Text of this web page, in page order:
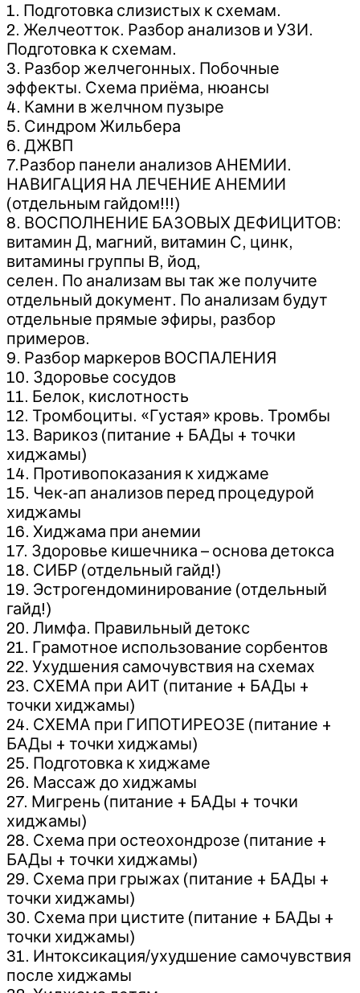
1. Подготовка слизистых к схемам.
2. Желчеотток. Разбор анализов и УЗИ.
Подготовка к схемам.
3. Разбор желчегонных. Побочные
эффекты. Схема приёма, нюансы
4. Камни в желчном пузыре
5. Синдром Жильбера
6. ДЖВП
7.Разбор панели анализов АНЕМИИ.
НАВИГАЦИЯ НА ЛЕЧЕНИЕ АНЕМИИ
(отдельным гайдом!!!)
8. ВОСПОЛНЕНИЕ БАЗОВЫХ ДЕФИЦИТОВ:
витамин Д, магний, витамин С, цинк,
витамины группы B, йод,
селен. По анализам вы так же получите
отдельный документ. По анализам будут
отдельные прямые эфиры, разбор
примеров.
9. Разбор маркеров ВОСПАЛЕНИЯ
10. Здоровье сосудов
11. Белок, кислотность
12. Тромбоциты. «Густая» кровь. Тромбы
13. Варикоз (питание + БАДы + точки
хиджамы)
14. Противопоказания к хиджаме
15. Чек-ап анализов перед процедурой
хиджамы
16. Хиджама при анемии
17. Здоровье кишечника – основа детокса
18. СИБР (отдельный гайд!)
19. Эстрогендоминирование (отдельный
гайд!)
20. Лимфа. Правильный детокс
21. Грамотное использование сорбентов
22. Ухудшения самочувствия на схемах
23. СХЕМА при АИТ (питание + БАДы +
точки хиджамы)
24. СХЕМА при ГИПОТИРЕОЗЕ (питание +
БАДы + точки хиджамы)
25. Подготовка к хиджаме
26. Массаж до хиджамы
27. Мигрень (питание + БАДы + точки
хиджамы)
28. Схема при остеохондрозе (питание +
БАДы + точки хиджамы)
29. Схема при грыжах (питание + БАДы +
точки хиджамы)
30. Схема при цистите (питание + БАДы +
точки хиджамы)
31. Интоксикация/ухудшение самочувствия
после хиджамы